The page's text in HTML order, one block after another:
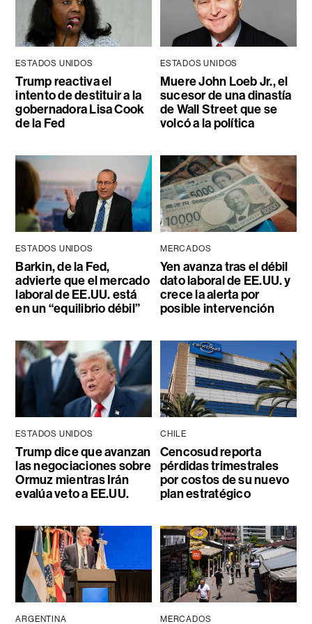
ESTADOS UNIDOS
Trump reactiva el
intento de destituir a la
gobernadora Lisa Cook
de la Fed
ESTADOS UNIDOS
Muere John Loeb Jr., el
sucesor de una dinastía
de Wall Street que se
volcó a la política
ESTADOS UNIDOS
Barkin, de la Fed,
advierte que el mercado
laboral de EE.UU. está
en un “equilibrio débil”
MERCADOS
Yen avanza tras el débil
dato laboral de EE.UU. y
crece la alerta por
posible intervención
ESTADOS UNIDOS
Trump dice que avanzan
las negociaciones sobre
Ormuz mientras Irán
evalúa veto a EE.UU.
CHILE
Cencosud reporta
pérdidas trimestrales
por costos de su nuevo
plan estratégico
ARGENTINA MERCADOS